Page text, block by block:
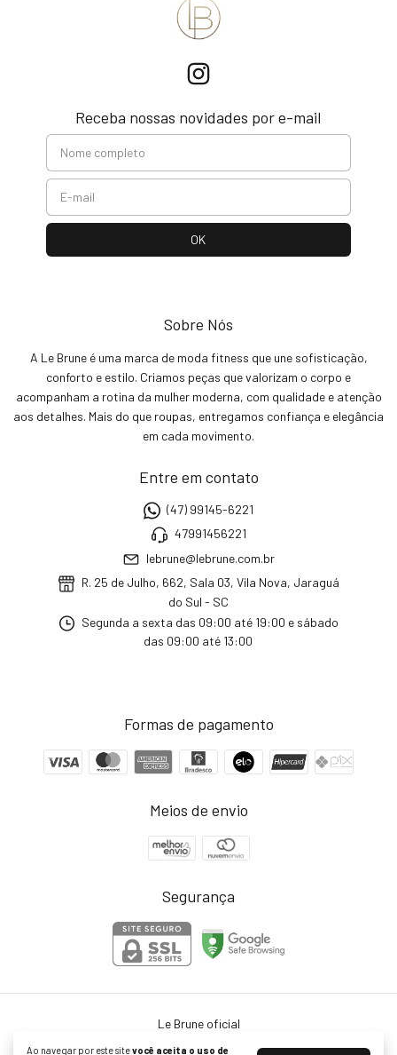
Ao navegar por este sitevocê aceita o uso de
Receba nossas novidades por e-mail
Sobre Nós
A Le Brune é uma marca de moda fitness que une sofisticação,
conforto e estilo. Criamos peças que valorizam o corpo e
acompanham a rotina da mulher moderna, com qualidade e atenção
aos detalhes. Mais do que roupas, entregamos confiança e elegância
em cada movimento.
Entre em contato
(47) 99145-6221
47991456221
lebrune@lebrune.com.br
R. 25 de Julho, 662, Sala 03, Vila Nova, Jaraguá
do Sul - SC
Segunda a sexta das 09:00 até 19:00 e sábado
das 09:00 até 13:00
Formas de pagamento
Meios de envio
Segurança
Le Brune oficial